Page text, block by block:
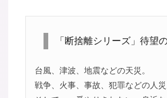
「断捨離シリーズ」待望
台風、津波、地震などの天災。
戦争、火事、事故、犯罪などの人災